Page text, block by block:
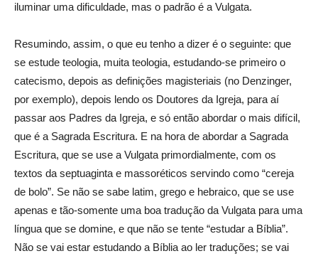
iluminar uma dificuldade, mas o padrão é a Vulgata.
Resumindo, assim, o que eu tenho a dizer é o seguinte: que
se estude teologia, muita teologia, estudando-se primeiro o
catecismo, depois as definições magisteriais (no Denzinger,
por exemplo), depois lendo os Doutores da Igreja, para aí
passar aos Padres da Igreja, e só então abordar o mais difícil,
que é a Sagrada Escritura. E na hora de abordar a Sagrada
Escritura, que se use a Vulgata primordialmente, com os
textos da septuaginta e massoréticos servindo como “cereja
de bolo”. Se não se sabe latim, grego e hebraico, que se use
apenas e tão-somente uma boa tradução da Vulgata para uma
língua que se domine, e que não se tente “estudar a Bíblia”.
Não se vai estar estudando a Bíblia ao ler traduções; se vai